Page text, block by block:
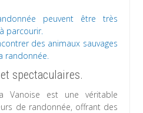
peuvent être très
parcourir.
des animaux sauvages
randonnée.
spectaculaires.
Vanoise est une véritable
de randonnée, offrant des